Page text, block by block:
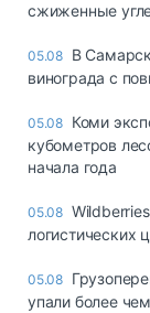
сжиженные
05.08 В
винограда с
05.08 Коми
кубометров
начала года
05.08
логистических
05.08
упали более